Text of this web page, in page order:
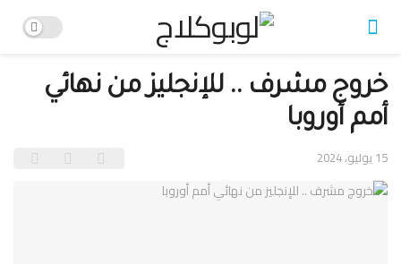
خروج مشرف .. للإنجليز من نهائي
أمم أوروبا
15 يوليو، 2024